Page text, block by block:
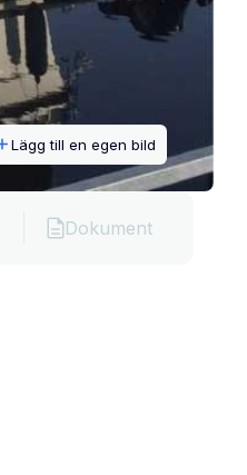
Lägg till en egen bild
Dokument